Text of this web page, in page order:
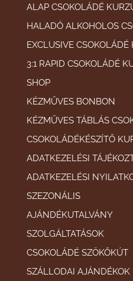
ALAP CSOKOLÁDÉ
HALADÓ ALKOHOLOS
EXCLUSIVE CSOKOLÁDÉ
3:1 RAPID CSOKOLÁDÉ
SHOP
KÉZMŰVES BONBON
KÉZMŰVES TÁBLÁS
CSOKOLÁDÉKÉSZÍTŐ
ADATKEZELÉSI
ADATKEZELÉSI
SZEZONÁLIS
AJÁNDÉKUTALVÁNY
SZOLGÁLTATÁSOK
CSOKOLÁDÉ SZÖKŐKÚT
SZÁLLODAI AJÁNDÉKOK